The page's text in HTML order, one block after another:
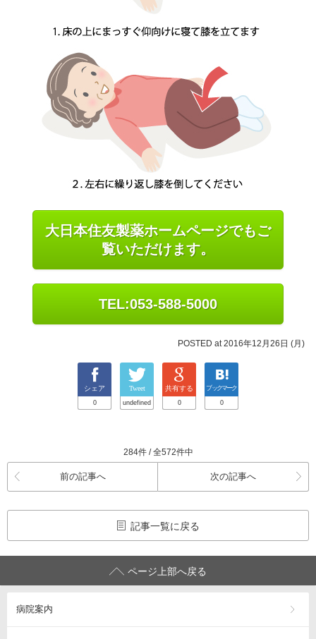
大日本住友製薬ホームページでもご
覧いただけます。
TEL:053-588-5000
POSTED at 2016年12月26日 (月)
シェア
0
Tweet
undefined
共有する
0
ブックマーク
0
284件 / 全572件中
前の記事へ 次の記事へ
記事一覧に戻る
ページ上部へ戻る
病院案内